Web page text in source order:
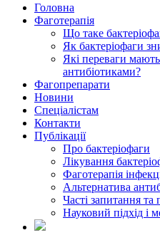
Головна
Фаготерапія
Що таке
Як бактеріофаги
Які переваги
антибіотиками?
Фагопрепарати
Новини
Спеціалістам
Контакти
Публікації
Про бактеріофаги
Лікування
Фаготерапія
Альтернатива
Часті запитання та
Науковий підхід і